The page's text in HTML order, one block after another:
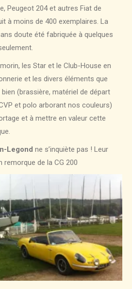
Peugeot 204 et autres Fiat de
à moins de 400 exemplaires. La
doute été fabriquée à quelques
les Star et le Club-House en
et les divers éléments que
(brassière, matériel de départ
et polo arborant nos couleurs)
et à mettre en valeur cette
Legond ne s’inquiète pas ! Leur
remorque de la CG 200